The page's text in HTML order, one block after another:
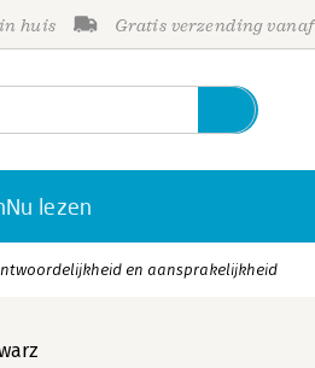
huis Gratis verzending
Nu lezen
en aansprakelijkheid